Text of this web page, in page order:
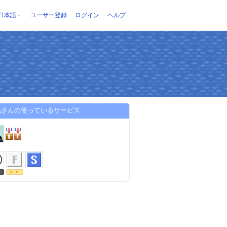
本語 ユーザー登録 ログイン ヘルプ
んの使っているサービス